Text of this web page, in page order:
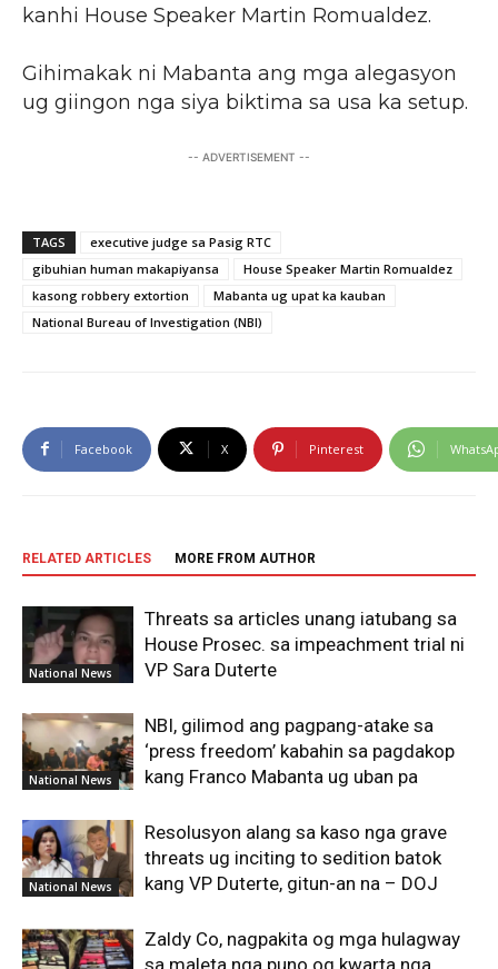
kanhi House Speaker Martin Romualdez.
Gihimakak ni Mabanta ang mga alegasyon
ug giingon nga siya biktima sa usa ka setup.
-- ADVERTISEMENT --
TAGS
executive judge sa Pasig RTC
gibuhian human makapiyansa
House Speaker Martin Romualdez
kasong robbery extortion
Mabanta ug upat ka kauban
National Bureau of Investigation (NBI)
Facebook X Pinterest
RELATED ARTICLES MORE FROM AUTHOR
National News
Threats sa articles unang iatubang sa
House Prosec. sa impeachment trial ni
VP Sara Duterte
National News
NBI, gilimod ang pagpang-atake sa
‘press freedom’ kabahin sa pagdakop
kang Franco Mabanta ug uban pa
National News
Resolusyon alang sa kaso nga grave
threats ug inciting to sedition batok
kang VP Duterte, gitun-an na – DOJ
Zaldy Co, nagpakita og mga hulagway
sa maleta nga puno og kwarta nga